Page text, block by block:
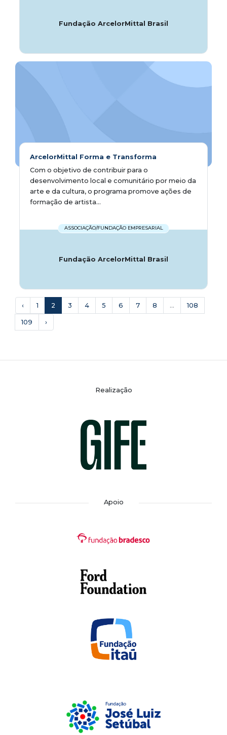
Fundação ArcelorMittal Brasil
ArcelorMittal Forma e Transforma
Com o objetivo de contribuir para o
desenvolvimento local e comunitário por meio da
arte e da cultura, o programa promove ações de
formação de artista...
ASSOCIAÇÃO/FUNDAÇÃO EMPRESARIAL
Fundação ArcelorMittal Brasil
‹ 1 2 3 4 5 6 7 8 ... 108
109 ›
Realização
Apoio